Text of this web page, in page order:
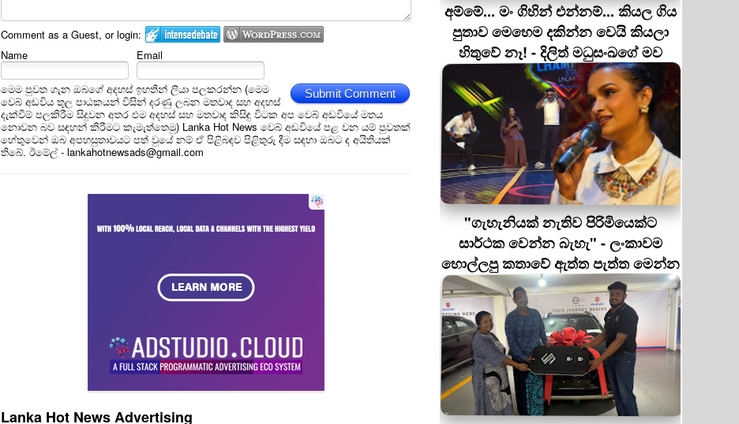
Comment as a Guest, or login:
Name
Email
Submit Comment
මෙම පුවත ගැන ඔබගේ අදහස් ඉහතින් ලියා පලකරන්න (මෙම
වෙබ් අඩවිය තුල පාඨකයන් විසින් දරණු ලබන මතවාද සහ අදහස්
දැක්වීම් පලකිරීම සිදුවන අතර එම අදහස් සහ මතවාද කිසිඳු විටක අප වෙබ් අඩවියේ මතය
නොවන බව සඳහන් කිරීමට කැමැත්තෙමු) Lanka Hot News වෙබ් අඩවියේ පළ වන යම් පුවතක්
හේතුවෙන් ඔබ අපහසුතාවයට පත් වුයේ නම් ඒ පිළිබඳව පිළිතුරු දීම සඳහා ඔබට ද අයිතියක්
තිබේ. ඊමේල් - lankahotnewsads@gmail.com
Lanka Hot News Advertising
අම්මේ... මං ගිහින් එන්නම්... කියල ගිය
පුතාව මෙහෙම දකින්න වෙයි කියලා
හිතුවේ නෑ! - දිලිත් මධුසංඛගේ මව
"ගැහැනියක් නැතිව පිරිමියෙක්ට
සාර්ථක වෙන්න බැහැ" - ලංකාවම
හොල්ලපු කතාවේ ඇත්ත පැත්ත මෙන්න